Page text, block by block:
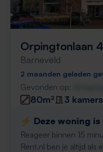
Orpingtonlaan
Barneveld
2 maanden geleden
Gevonden op:
80m²
3 kamers
⚡️ Deze woning
Reageer binnen 15
Rent.nl ben je altijd als